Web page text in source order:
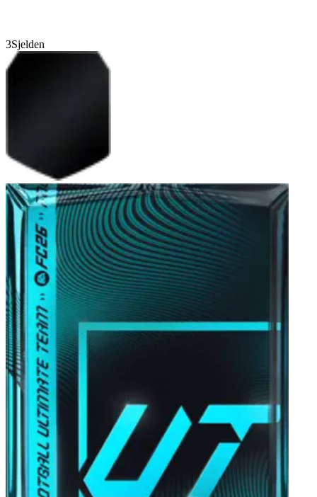
3Sjelden